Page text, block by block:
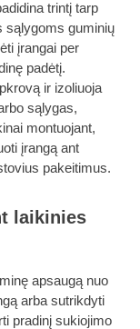
trintį tarp
sąlygoms guminių
įrangai per
padėtį.
ir izoliuoja
sąlygas,
montuojant,
įrangą ant
pakeitimus.
laikinies
apsaugą nuo
arba sutrikdyti
pradinį sukiojimo